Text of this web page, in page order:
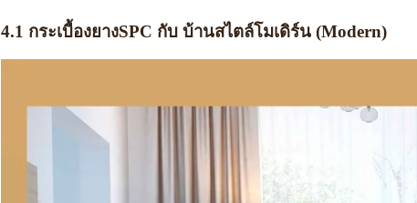
4.1 กระเบื้องยางSPC กับ บ้านสไตล์โมเดิร์น (Modern)